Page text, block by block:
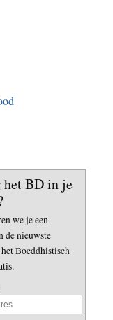
het BD in je
we je een
de nieuwste
Boeddhistisch